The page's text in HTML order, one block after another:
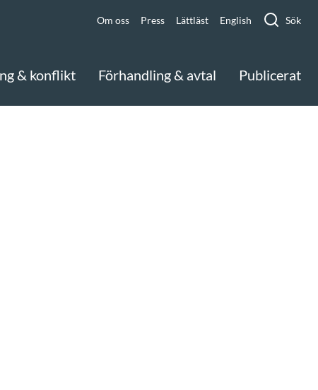
& konflikt Förhandling & avtal Publicerat
Om oss Press Lättläst English Sök